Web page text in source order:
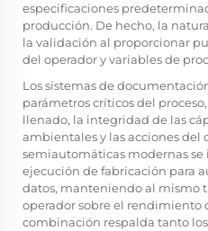
especificaciones
producción. De hecho, la
la validación al proporcionar
del operador y variables de
Los sistemas de
parámetros críticos del
llenado, la integridad de las
ambientales y las acciones del
semiautomáticas modernas se
ejecución de fabricación para
datos, manteniendo al mismo
operador sobre el rendimiento
combinación respalda tanto